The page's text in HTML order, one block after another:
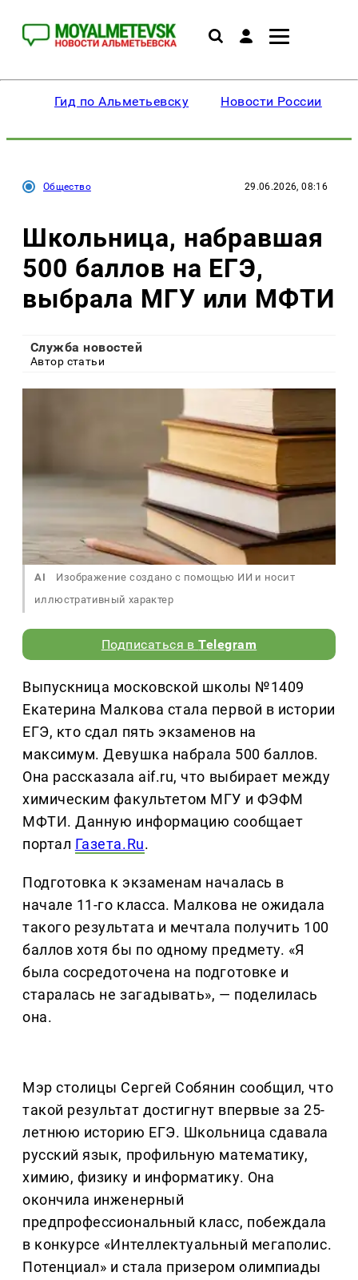
Гид по Альметьевску Новости России
Общество 29.06.2026, 08:16
Школьница, набравшая
500 баллов на ЕГЭ,
выбрала МГУ или МФТИ
Служба новостей
Автор статьи
AI
Изображение создано с помощью ИИ и носит
иллюстративный характер
Подписаться вTelegram
Выпускница московской школы №1409
Екатерина Малкова стала первой в истории
ЕГЭ, кто сдал пять экзаменов на
максимум. Девушка набрала 500 баллов.
Она рассказала aif.ru, что выбирает между
химическим факультетом МГУ и ФЭФМ
МФТИ. Данную информацию сообщает
портал Газета.Ru.
Подготовка к экзаменам началась в
начале 11-го класса. Малкова не ожидала
такого результата и мечтала получить 100
баллов хотя бы по одному предмету. «Я
была сосредоточена на подготовке и
старалась не загадывать», — поделилась
она.
Мэр столицы Сергей Собянин сообщил, что
такой результат достигнут впервые за 25-
летнюю историю ЕГЭ. Школьница сдавала
русский язык, профильную математику,
химию, физику и информатику. Она
окончила инженерный
предпрофессиональный класс, побеждала
в конкурсе «Интеллектуальный мегаполис.
Потенциал» и стала призером олимпиады